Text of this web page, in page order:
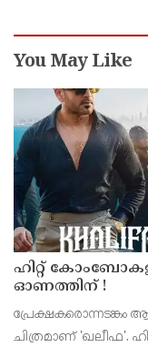
You May Like
ഹിറ്റ്
ഓണത്തിന് !
പ്രേക്ഷകരൊന്നടങ്കം
ചിത്രമാണ് 'ഖലീഫ'.